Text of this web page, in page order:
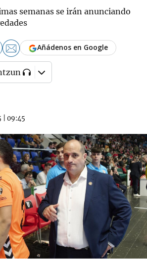
semanas se irán anunciando
09:45
Añádenos en Google